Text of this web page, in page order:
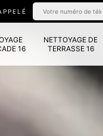
16
NETTOYAGE DE
TERRASSE 16